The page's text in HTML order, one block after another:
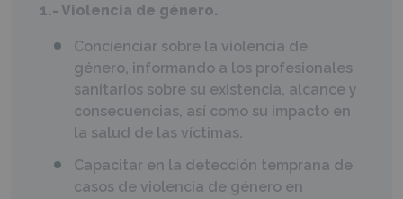
1.- Violencia de género.
Concienciar sobre la violencia de
género, informando a los profesionales
sanitarios sobre su existencia, alcance y
consecuencias, así como su impacto en
la salud de las víctimas.
Capacitar en la detección temprana de
casos de violencia de género en